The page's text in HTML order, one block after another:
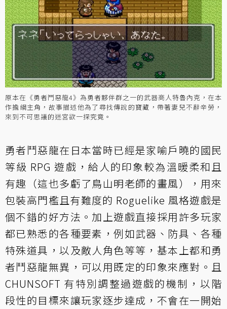
原本在《勇者鬥惡龍4》為勇者夥伴群之一的武器商人特魯內克，在本
作擔綱主角，故事描述他為了尋找傳說的寶藏，帶著妻兒不辭辛勞，
來到不可思議的迷宮欲一探究竟。
勇者鬥惡龍在日本當時已經是家喻戶曉的國民
等級 RPG 遊戲，給人的印象較為溫暖柔和且
有趣（這也多虧了鳥山明老師的畫風），用來
包裝高門檻且有難度的 Roguelike 風格遊戲是
個不錯的好方法。加上遊戲直接採用許多玩家
都已熟悉的各種要素，例如武器、防具、各種
特殊道具，以及敵人角色等等，基本上都和勇
者鬥惡龍無異，可以用既定的印象來應對。且
CHUNSOFT 有特別調整過遊戲的機制，以階
段性的目標來讓玩家逐步達成，不會在一開始